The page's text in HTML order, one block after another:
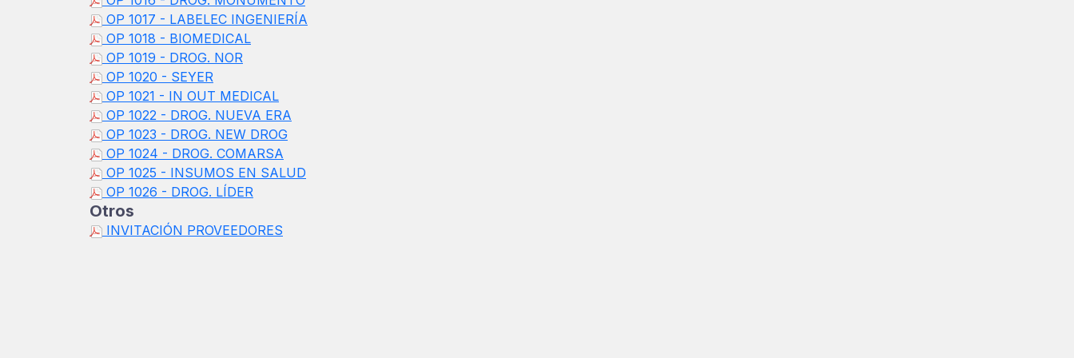
OP 1017 - LABELEC INGENIERÍA
OP 1018 - BIOMEDICAL
OP 1019 - DROG. NOR
OP 1020 - SEYER
OP 1021 - IN OUT MEDICAL
OP 1022 - DROG. NUEVA ERA
OP 1023 - DROG. NEW DROG
OP 1024 - DROG. COMARSA
OP 1025 - INSUMOS EN SALUD
OP 1026 - DROG. LÍDER
Otros
INVITACIÓN PROVEEDORES